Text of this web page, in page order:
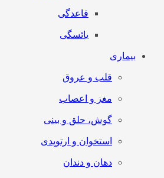
قاعدگی
یائسگی
بیماری
قلب و عروق
مغز و اعصاب
گوش، حلق و بینی
استخوان و ارتوپدی
دهان و دندان